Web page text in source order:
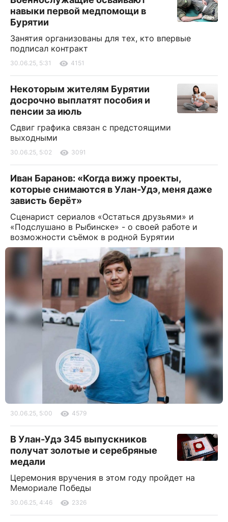
навыки первой медпомощи в
Бурятии
Занятия организованы для тех, кто впервые
подписал контракт
30.06.25, 5:31 4151
Некоторым жителям Бурятии
досрочно выплатят пособия и
пенсии за июль
Сдвиг графика связан с предстоящими
выходными
30.06.25, 5:02 3091
Иван Баранов: «Когда вижу проекты,
которые снимаются в Улан-Удэ, меня даже
зависть берёт»
Сценарист сериалов «Остаться друзьями» и
«Подслушано в Рыбинске» - о своей работе и
возможности съёмок в родной Бурятии
30.06.25, 5:00 4579
В Улан-Удэ 345 выпускников
получат золотые и серебряные
медали
Церемония вручения в этом году пройдет на
Мемориале Победы
30.06.25, 4:46 2326